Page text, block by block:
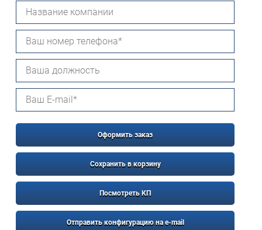
Оформить заказ
Сохранить в корзину
Посмотреть КП
Отправить конфигурацию на e-mail